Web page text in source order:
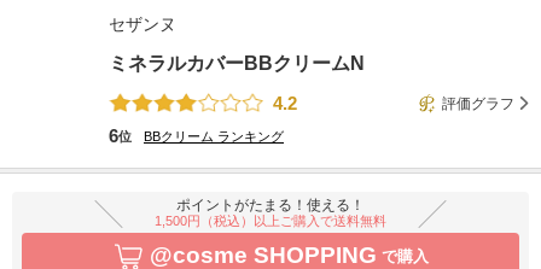
セザンヌ
ミネラルカバーBBクリームN
4.2
評価グラフ
6位 BBクリーム ランキング
ポイントがたまる！使える！
1,500円（税込）以上ご購入で送料無料
@cosme SHOPPING で購入